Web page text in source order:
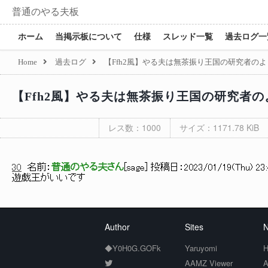
普通のやる夫板
ホーム 当掲示板について 仕様 スレッド一覧 過去ログ
Home 過去ログ 【Ffh2風】やる夫は無茶振り王国の研究者の
【Ffh2風】やる夫は無茶振り王国の研究者
レス数：1000 サイズ：1171.78 KiB
30 名前： 普通のやる夫さん sage ] 投稿日： 2023/01/19(Thu)
遊戯王がいいです
Author
◆Y0H0G.GOFk
Sites
Yaruyomi
AAMZ Viewer